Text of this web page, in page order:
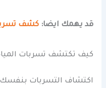
قد يهمك ايضا:كشف
كيف تكتشف تسربات
اكتشاف التسربات بنفسك